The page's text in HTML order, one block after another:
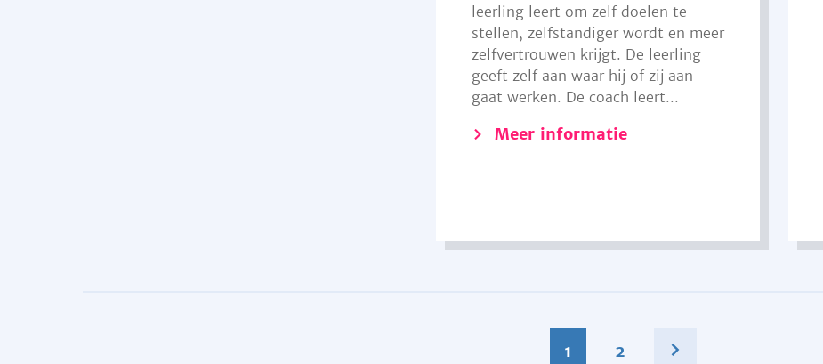
leerling leert om zelf doelen te
stellen, zelfstandiger wordt en meer
zelfvertrouwen krijgt. De leerling
geeft zelf aan waar hij of zij aan
gaat werken. De coach leert...
Meer informatie
1 2